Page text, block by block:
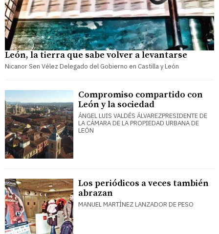
León, la tierra que sabe volver a levantarse
Nicanor Sen Vélez Delegado del Gobierno en Castilla y León
Compromiso compartido con
León y la sociedad
ÁNGEL LUIS VALDÉS ÁLVAREZPRESIDENTE DE
LA CÁMARA DE LA PROPIEDAD URBANA DE
LEÓN
Los periódicos a veces también
abrazan
MANUEL MARTÍNEZ LANZADOR DE PESO